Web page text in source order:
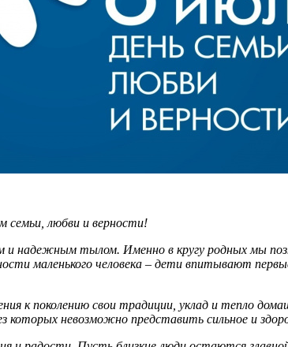
семьи, любви и верности!
надежным тылом. Именно в кругу родных мы
маленького человека – дети впитывают
к поколению свои традиции, уклад и тепло
невозможно представить сильное и